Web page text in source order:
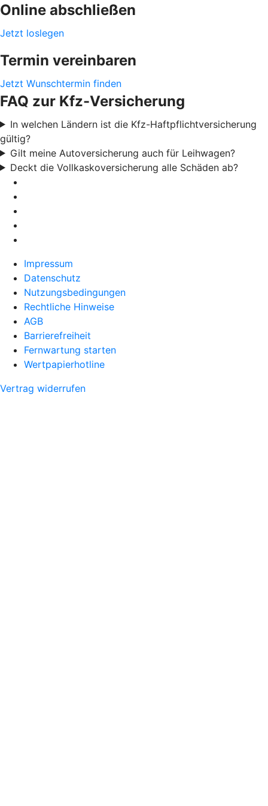
Online abschließen
Jetzt loslegen
Termin vereinbaren
Jetzt Wunschtermin finden
FAQ zur Kfz-Versicherung
In welchen Ländern ist die Kfz-Haftpflichtversicherung
gültig?
Gilt meine Autoversicherung auch für Leihwagen?
Deckt die Vollkaskoversicherung alle Schäden ab?
Impressum
Datenschutz
Nutzungsbedingungen
Rechtliche Hinweise
AGB
Barrierefreiheit
Fernwartung starten
Wertpapierhotline
Vertrag widerrufen